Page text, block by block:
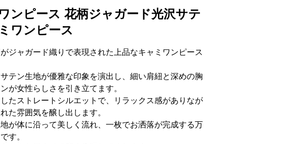
ンピース 花柄ジャガード光沢サテ
ワンピース
ジャガード織りで表現された上品なキャミワンピース
テン生地が優雅な印象を演出し、細い肩紐と深めの胸
が女性らしさを引き立てます。
たストレートシルエットで、リラックス感がありなが
た雰囲気を醸し出します。
が体に沿って美しく流れ、一枚でお洒落が完成する万
す。